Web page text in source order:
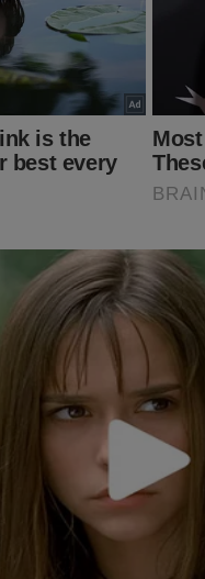
viu atentado à
na hora de você
e faixa?
encontra no Shopping